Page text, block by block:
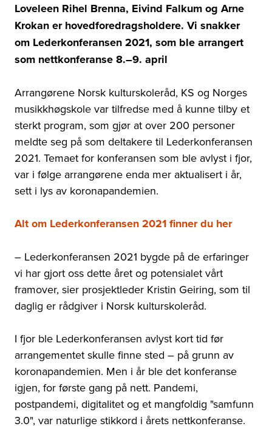
Loveleen Rihel Brenna, Eivind Falkum og Arne
Krokan er hovedforedragsholdere. Vi snakker
om Lederkonferansen 2021, som ble arrangert
som nettkonferanse 8.–9. april
Arrangørene Norsk kulturskoleråd, KS og Norges
musikkhøgskole var tilfredse med å kunne tilby et
sterkt program, som gjør at over 200 personer
meldte seg på som deltakere til Lederkonferansen
2021. Temaet for konferansen som ble avlyst i fjor,
var i følge arrangørene enda mer aktualisert i år,
sett i lys av koronapandemien.
Alt om Lederkonferansen 2021 finner du her
– Lederkonferansen 2021 bygde på de erfaringer
vi har gjort oss dette året og potensialet vårt
framover, sier prosjektleder Kristin Geiring, som til
daglig er rådgiver i Norsk kulturskoleråd.
I fjor ble Lederkonferansen avlyst kort tid før
arrangementet skulle finne sted – på grunn av
koronapandemien. Men i år ble det konferanse
igjen, for første gang på nett. Pandemi,
postpandemi, digitalitet og et mangfoldig "samfunn
3.0", var naturlige stikkord i årets nettkonferanse.